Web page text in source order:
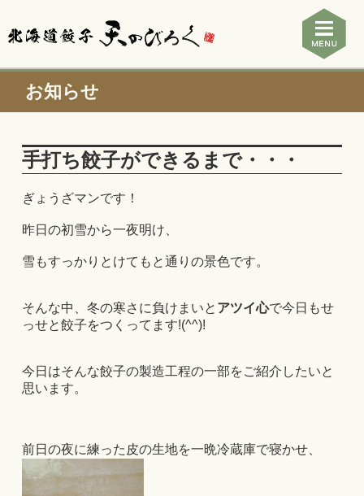
お知らせ
手打ち餃子ができるまで・・・
ぎょうざマンです！
昨日の初雪から一夜明け、
雪もすっかりとけてもと通りの景色です。
そんな中、冬の寒さに負けまいと アツイ心で今日もせ
っせと餃子をつくってます!(^^)!
今日はそんな餃子の製造工程の一部をご紹介したいと
思います。
前日の夜に練った皮の生地を一晩冷蔵庫で寝かせ、